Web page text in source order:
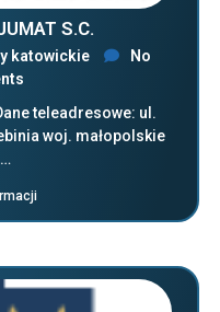
S.C.
katowickie
No
teleadresowe: ul.
woj. małopolskie